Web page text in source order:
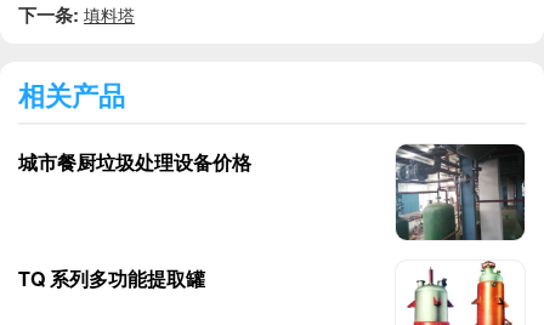
下一条: 填料塔
相关产品
城市餐厨垃圾处理设备价格
TQ 系列多功能提取罐